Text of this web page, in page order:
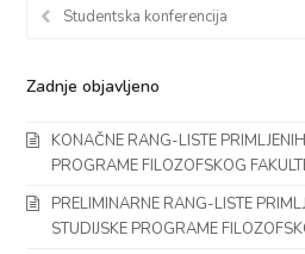
Studentska konferencija
Zadnje objavljeno
KONAČNE RANG-LISTE
PROGRAME FILOZOFSKOG
PRELIMINARNE RANG-LISTE
STUDIJSKE PROGRAME